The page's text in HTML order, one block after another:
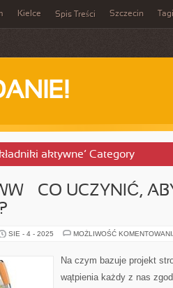
Kielce Spis Treści Szczecin Tagi
aktywne’ Category
– CO UCZYNIĆ,
SIE - 4 - 2025 MOŻLIWOŚĆ
Na czym bazuje projekt
wątpienia każdy z nas